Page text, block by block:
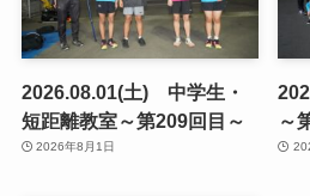
2026.08.01(土) 中学生・
短距離教室～第209回目～
2026年8月1日
～